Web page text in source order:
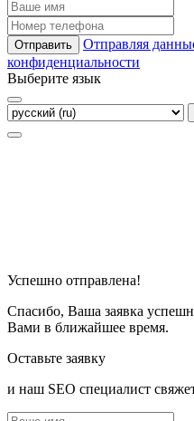
Отправить
Отправляя
конфиденциальности
Выберите язык
Успешно отправлена!
Спасибо, Ваша заявка
Вами в ближайшее время.
Оставьте заявку
и наш SEO специалист